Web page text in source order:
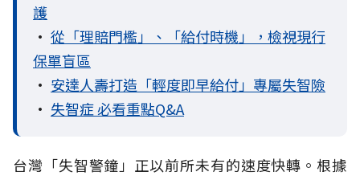
護
• 從「理賠門檻」、「給付時機」，檢視現行
保單盲區
• 安達人壽打造「輕度即早給付」專屬失智險
• 失智症 必看重點Q&A
台灣「失智警鐘」正以前所未有的速度快轉。根據